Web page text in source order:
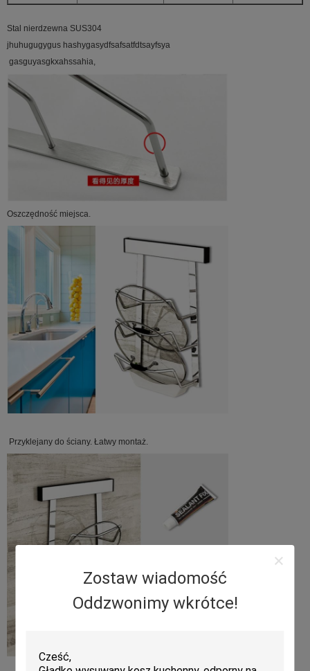
Zostaw wiadomość
Oddzwonimy wkrótce!
Stal nierdzewna SUS304
jhuhugugygus hashygasydfsafsatfdtsayfsya
gasguyasgkxahssahia,
Oszczędność miejsca.
Przyklejany do ściany. Łatwy montaż.